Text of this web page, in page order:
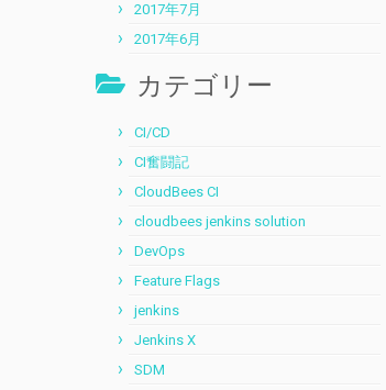
2017年7月
2017年6月
カテゴリー
CI/CD
CI奮闘記
CloudBees CI
cloudbees jenkins solution
DevOps
Feature Flags
jenkins
Jenkins X
SDM